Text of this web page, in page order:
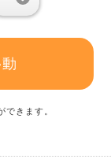
きます。